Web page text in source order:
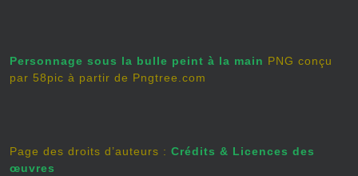
Personnage sous la bulle peint à la main PNG conçu
par 58pic à partir de Pngtree.com
Page des droits d’auteurs : Crédits & Licences des
œuvres